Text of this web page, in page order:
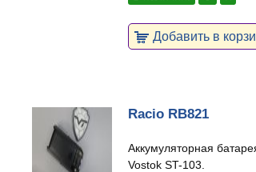
Добавить в
Racio RB821
Аккумуляторная
Vostok ST-103.